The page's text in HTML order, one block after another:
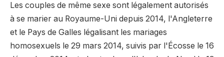
Les couples de même sexe sont légalement autorisés
à se marier au Royaume-Uni depuis 2014, l'Angleterre
et le Pays de Galles légalisant les mariages
homosexuels le 29 mars 2014, suivis par l'Écosse le 16